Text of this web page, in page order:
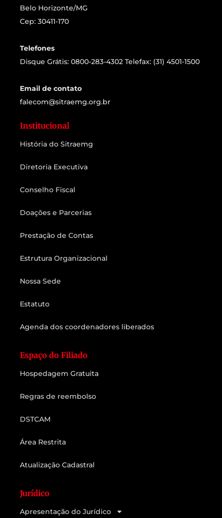
Belo Horizonte/MG
Cep: 30411-170
Telefones
Disque Grátis: 0800-283-4302 Telefax: (31) 4501-1500
Email de contato
falecom@sitraemg.org.br
Institucional
História do Sitraemg
Diretoria Executiva
Conselho Fiscal
Doações e Parcerias
Prestação de Contas
Estrutura Organizacional
Nossa Sede
Estatuto
Agenda dos coordenadores liberados
Espaço do Filiado
Hospedagem Gratuita
Regras de reembolso
DSTCAM
Área Restrita
Atualização Cadastral
Jurídico
Apresentação do Jurídico